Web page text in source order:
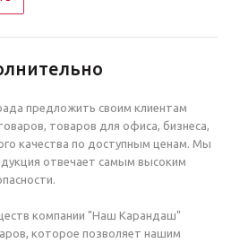
предложить своим клиентам
товаров для офиса, бизнеса,
качества по доступным ценам. Мы
отвечает самым высоким
компании "Наш Карандаш"
которое позволяет нашим